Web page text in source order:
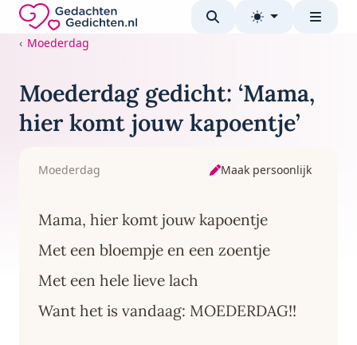
Direct naar de inhoud
Gedachten-Gedichten.nl — naar de homepage
Moederdag
Moederdag gedicht: ‘Mama,
hier komt jouw kapoentje’
Moederdag Maak persoonlijk
Mama, hier komt jouw kapoentje
Met een bloempje en een zoentje
Met een hele lieve lach
Want het is vandaag: MOEDERDAG!!